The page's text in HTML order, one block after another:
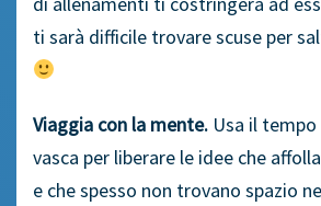
ti sarà difficile trovare scuse per
Viaggia con la mente. Usa il
vasca per liberare le idee che
e che spesso non trovano spazio